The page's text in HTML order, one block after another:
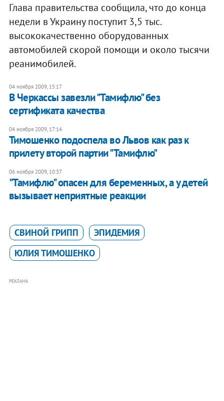
Глава правительства сообщила, что до конца
недели в Украину поступит 3,5 тыс.
высококачественно оборудованных
автомобилей скорой помощи и около тысячи
реанимобилей.
04 ноября 2009, 15:17
В Черкассы завезли "Тамифлю" без
сертификата качества
04 ноября 2009, 17:14
Тимошенко подоспела во Львов как раз к
прилету второй партии "Тамифлю"
06 ноября 2009, 10:37
"Тамифлю" опасен для беременных, а у детей
вызывает неприятные реакции
СВИНОЙ ГРИПП
ЭПИДЕМИЯ
ЮЛИЯ ТИМОШЕНКО
РЕКЛАМА